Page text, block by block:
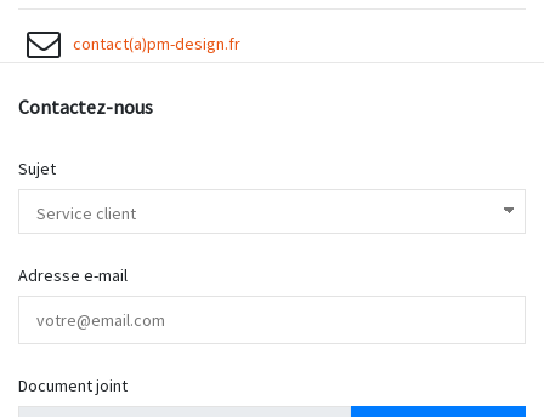
contact(a)pm-design.fr
Contactez-nous
Sujet
Adresse e-mail
Document joint